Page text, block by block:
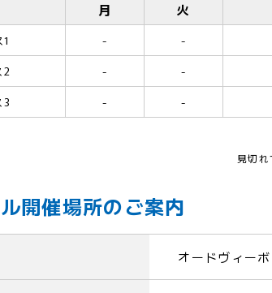
月 火
- -
2
- -
3
- -
見切
開催場所のご案内
オードヴィー